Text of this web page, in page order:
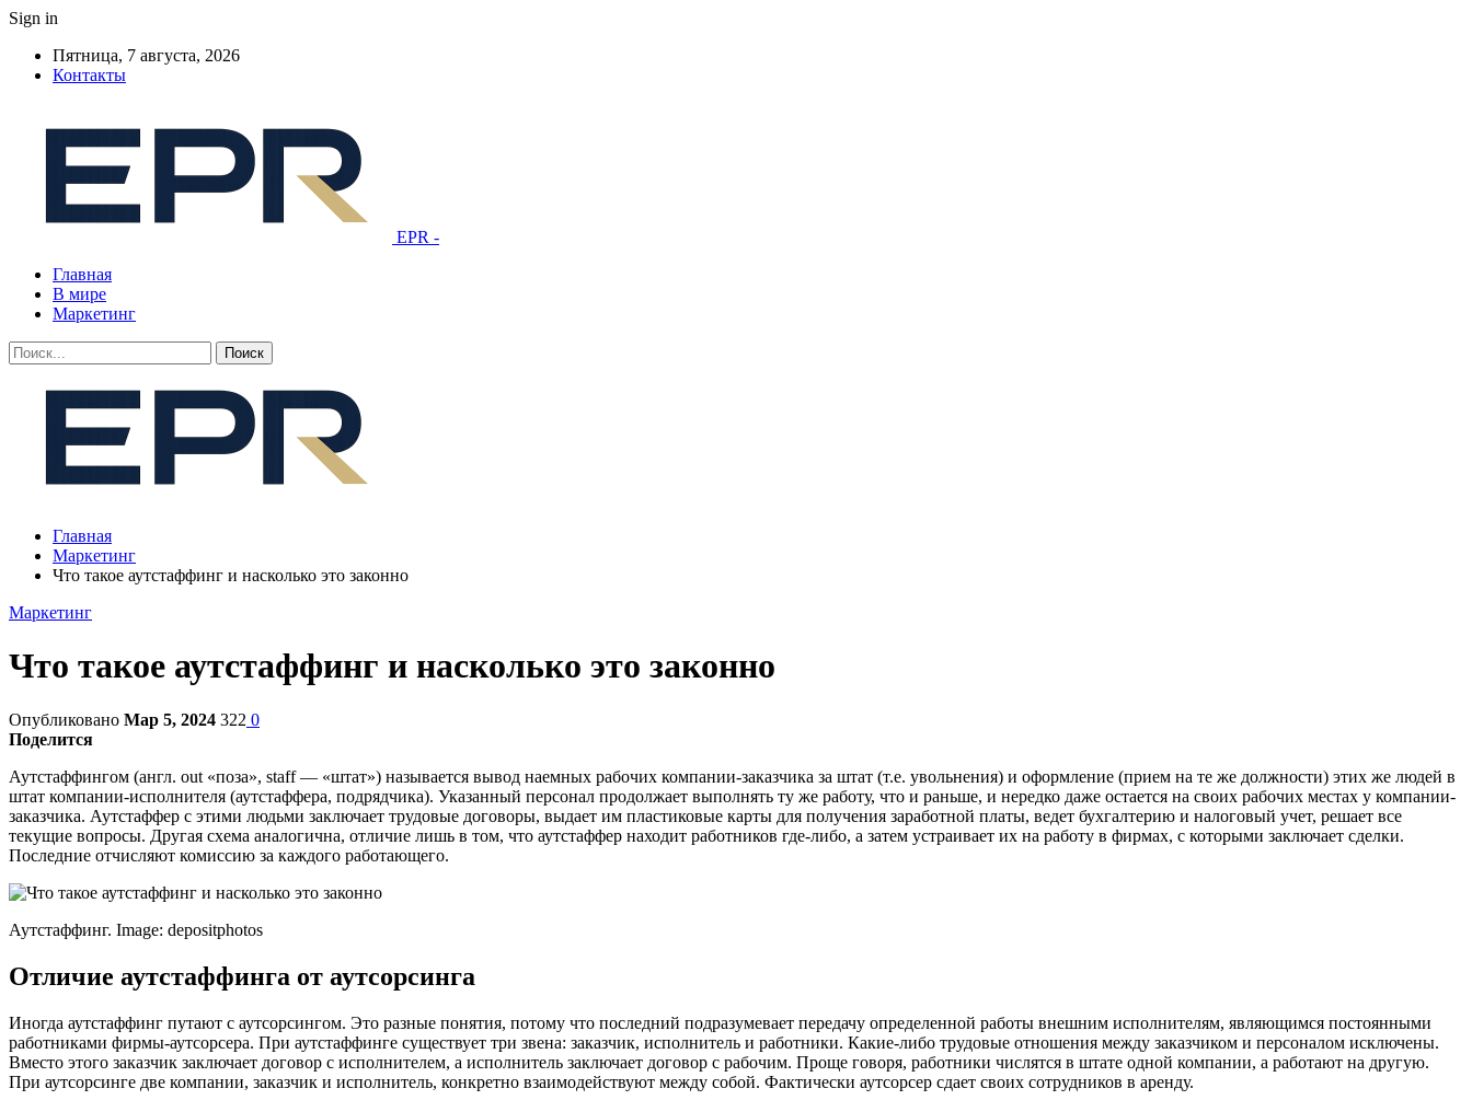
Sign in
Пятница, 7 августа, 2026
Контакты
EPR -
Главная
В мире
Маркетинг
Главная
Маркетинг
Что такое аутстаффинг и насколько это законно
Маркетинг
Что такое аутстаффинг и насколько это законно
Опубликовано Мар 5, 2024 322 0
Поделится
Аутстаффингом (англ. out «поза», staff — «штат») называется вывод наемных рабочих компании-заказчика за штат (т.е. увольнения) и оформление (прием на те же должности) этих же людей в
штат компании-исполнителя (аутстаффера, подрядчика). Указанный персонал продолжает выполнять ту же работу, что и раньше, и нередко даже остается на своих рабочих местах у компании-
заказчика. Аутстаффер с этими людьми заключает трудовые договоры, выдает им пластиковые карты для получения заработной платы, ведет бухгалтерию и налоговый учет, решает все
текущие вопросы. Другая схема аналогична, отличие лишь в том, что аутстаффер находит работников где-либо, а затем устраивает их на работу в фирмах, с которыми заключает сделки.
Последние отчисляют комиссию за каждого работающего.
Аутстаффинг. Image: depositphotos
Отличие аутстаффинга от аутсорсинга
Иногда аутстаффинг путают с аутсорсингом. Это разные понятия, потому что последний подразумевает передачу определенной работы внешним исполнителям, являющимся постоянными
работниками фирмы-аутсорсера. При аутстаффинге существует три звена: заказчик, исполнитель и работники. Какие-либо трудовые отношения между заказчиком и персоналом исключены.
Вместо этого заказчик заключает договор с исполнителем, а исполнитель заключает договор с рабочим. Проще говоря, работники числятся в штате одной компании, а работают на другую.
При аутсорсинге две компании, заказчик и исполнитель, конкретно взаимодействуют между собой. Фактически аутсорсер сдает своих сотрудников в аренду.